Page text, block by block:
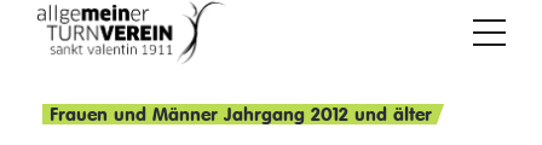
Frauen und Männer Jahrgang 2012 und älter